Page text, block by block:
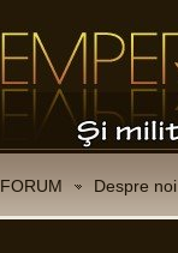
FORUM Despre noi